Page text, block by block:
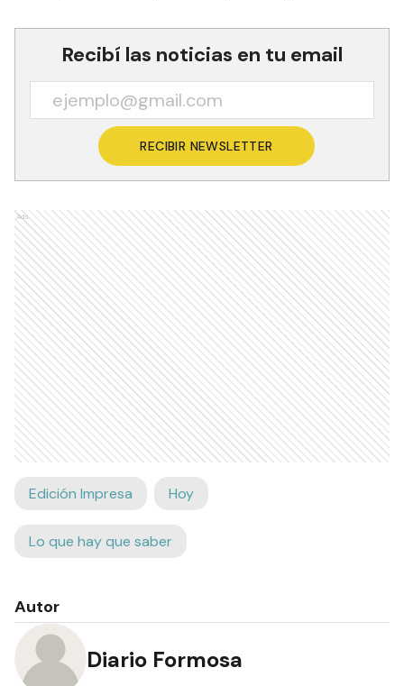
Recibí las noticias en tu email
RECIBIR NEWSLETTER
Ads
Edición Impresa Hoy
Lo que hay que saber
Autor
Diario Formosa